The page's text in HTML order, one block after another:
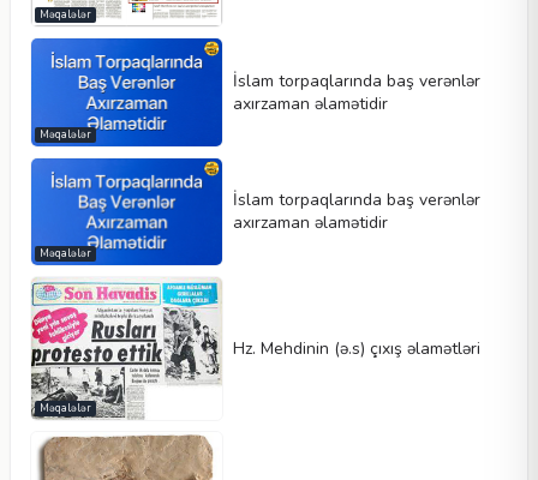
Məqalələr
Məqalələr
İslam torpaqlarında baş verənlər
axırzaman əlamətidir
Məqalələr
İslam torpaqlarında baş verənlər
axırzaman əlamətidir
Məqalələr
Hz. Mehdinin (ə.s) çıxış əlamətləri